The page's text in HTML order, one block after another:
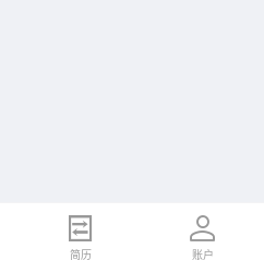
简历 账户